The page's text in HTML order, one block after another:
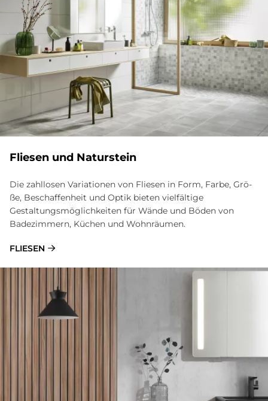
Flie­sen und Na­tur­stein
Die zahllosen Va­ria­tio­nen von Flie­sen in Form, Far­be, Grö­
ße, Be­schaf­fen­heit und Op­tik bieten vielfältige
Gestaltungsmöglichkeiten für Wände und Böden von
Badezimmern, Küchen und Wohnräumen.
FLIESEN